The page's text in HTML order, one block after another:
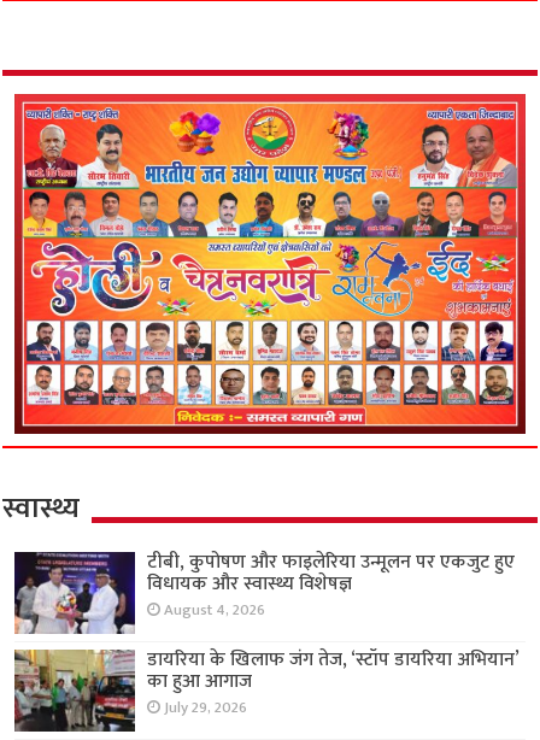
स्वास्थ्य
टीबी, कुपोषण और फाइलेरिया उन्मूलन पर एकजुट हुए
विधायक और स्वास्थ्य विशेषज्ञ
August 4, 2026
डायरिया के खिलाफ जंग तेज, ‘स्टॉप डायरिया अभियान’
का हुआ आगाज
July 29, 2026